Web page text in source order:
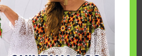
Make-A-Wish México unieron
el deseo de una …